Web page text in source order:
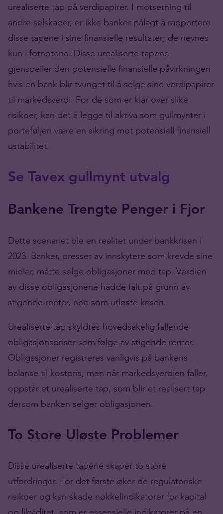
urealiserte tap på verdipapirer. I motsetning til
andre selskaper, er ikke banker pålagt å rapportere
disse tapene i sine finansielle resultater; de nevnes
kun i fotnotene. Disse urealiserte tapene
gjenspeiler den potensielle finansielle påvirkningen
hvis en bank blir tvunget til å selge sine verdipapirer
til markedsverdi. For de som er klar over slike
risikoer, kan det å legge til aktiva som gullmynter i
porteføljen være en sikring mot potensiell finansiell
ustabilitet.
Se Tavex gullmynt utvalg
Bankene Trengte Penger i Fjor
Dette scenariet ble en realitet under bankkrisen i
2023. Banker, presset av innskytere som krevde sine
midler, måtte selge obligasjoner med tap. Verdien
av disse obligasjonene hadde falt på grunn av
stigende renter, noe som utløste krisen.
Urealiserte tap skyldtes hovedsakelig fallende
obligasjonspriser som følge av stigende renter.
Obligasjoner registreres vanligvis på bankens
balanse til kostpris, men når markedsverdien faller,
oppstår et urealiserte tap, som blir et realisert tap
dersom banken selger obligasjonen.
To Store Uløste Problemer
Disse urealiserte tapene skaper to store
utfordringer. For det første øker de regulatoriske
risikoer og kan skade nøkkelindikatorer for kapital